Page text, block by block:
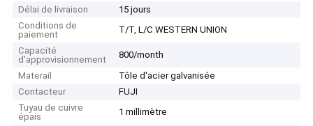
Délai de livraison
15 jours
Conditions de
paiement
T/T, L/C WESTERN UNION
Capacité
d'approvisionnement
800/month
Materail
Tôle d'acier galvanisée
Contacteur
FUJI
Tuyau de cuivre
épais
1 millimètre